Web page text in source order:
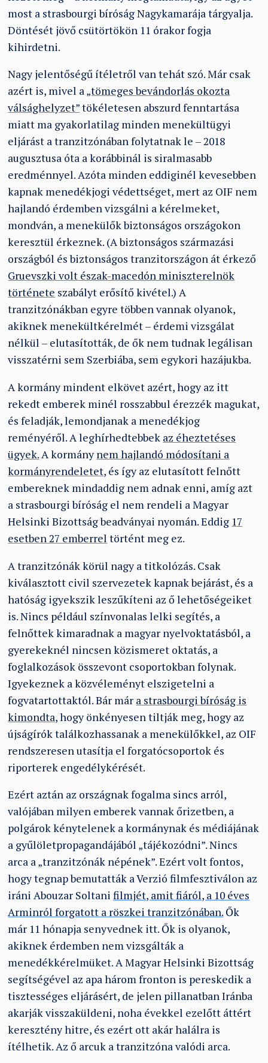
most a strasbourgi bíróság Nagykamarája tárgyalja.
Döntését jövő csütörtökön 11 órakor fogja
kihirdetni.
Nagy jelentőségű ítéletről van tehát szó. Már csak
azért is, mivel a„tömeges bevándorlás okozta
válsághelyzet”tökéletesen abszurd fenntartása
miatt ma gyakorlatilag minden menekültügyi
eljárást a tranzitzónában folytatnak le – 2018
augusztusa óta a korábbinál is siralmasabb
eredménnyel. Azóta minden eddiginél kevesebben
kapnak menedékjogi védettséget, mert az OIF nem
hajlandó érdemben vizsgálni a kérelmeket,
mondván, a menekülők biztonságos országokon
keresztül érkeznek. (A biztonságos származási
országból és biztonságos tranzitországon át érkező
Gruevszki volt észak-macedón miniszterelnök
története szabályt erősítő kivétel.) A
tranzitzónákban egyre többen vannak olyanok,
akiknek menekültkérelmét – érdemi vizsgálat
nélkül – elutasították, de ők nem tudnak legálisan
visszatérni sem Szerbiába, sem egykori hazájukba.
A kormány mindent elkövet azért, hogy az itt
rekedt emberek minél rosszabbul érezzék magukat,
és feladják, lemondjanak a menedékjog
reményéről. A leghírhedtebbek az éheztetéses
ügyek.A kormány nem hajlandó módosítani a
kormányrendeletet, és így az elutasított felnőtt
embereknek mindaddig nem adnak enni, amíg azt
a strasbourgi bíróság el nem rendeli a Magyar
Helsinki Bizottság beadványai nyomán. Eddig 17
esetben 27 emberrel történt meg ez.
A tranzitzónák körül nagy a titkolózás. Csak
kiválasztott civil szervezetek kapnak bejárást, és a
hatóság igyekszik leszűkíteni az ő lehetőségeiket
is. Nincs például színvonalas lelki segítés, a
felnőttek kimaradnak a magyar nyelvoktatásból, a
gyerekeknél nincsen közismeret oktatás, a
foglalkozások összevont csoportokban folynak.
Igyekeznek a közvéleményt elszigetelni a
fogvatartottaktól. Bár már a strasbourgi bíróság is
kimondta,hogy önkényesen tiltják meg, hogy az
újságírók találkozhassanak a menekülőkkel, az OIF
rendszeresen utasítja el forgatócsoportok és
riporterek engedélykérését.
Ezért aztán az országnak fogalma sincs arról,
valójában milyen emberek vannak őrizetben, a
polgárok kénytelenek a kormánynak és médiájának
a gyűlöletpropagandájából „tájékozódni”. Nincs
arca a „tranzitzónák népének”. Ezért volt fontos,
hogy tegnap bemutatták a Verzió filmfesztiválon az
iráni Abouzar Soltanifilmjét, amit fiáról, a 10 éves
Arminról forgatott a röszkei tranzitzónában. Ők
már 11 hónapja senyvednek itt. Ők is olyanok,
akiknek érdemben nem vizsgálták a
menedékkérelmüket. A Magyar Helsinki Bizottság
segítségével az apa három fronton is pereskedik a
tisztességes eljárásért, de jelen pillanatban Iránba
akarják visszaküldeni, noha évekkel ezelőtt áttért
keresztény hitre, és ezért ott akár halálra is
ítélhetik. Az ő arcuk a tranzitzóna valódi arca.